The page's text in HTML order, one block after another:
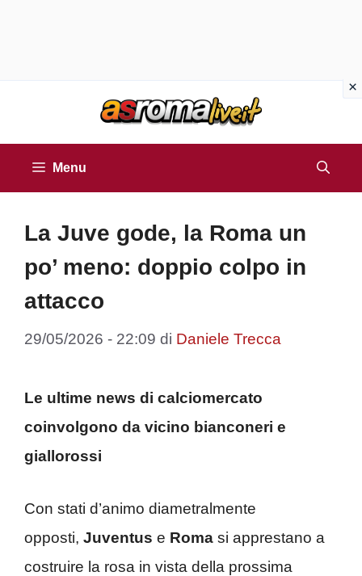
Menu
La Juve gode, la Roma un
po’ meno: doppio colpo in
attacco
29/05/2026 - 22:09 di Daniele Trecca
Le ultime news di calciomercato
coinvolgono da vicino bianconeri e
giallorossi
Con stati d’animo diametralmente
opposti, Juventus e Roma si apprestano a
costruire la rosa in vista della prossima